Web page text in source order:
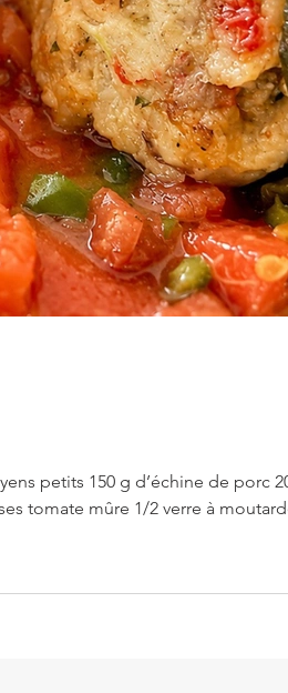
petits 150 g d’échine de porc
tomate mûre 1/2 verre à